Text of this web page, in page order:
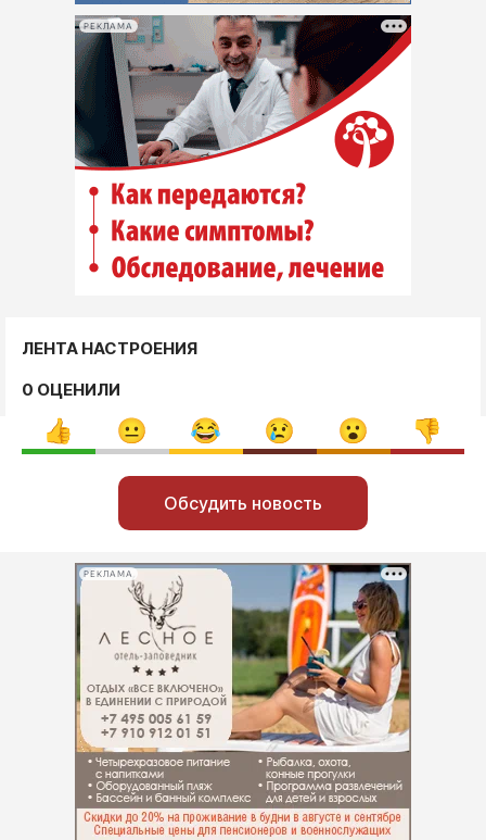
РЕКЛАМА
ЛЕНТА НАСТРОЕНИЯ
0 ОЦЕНИЛИ
Обсудить новость
РЕКЛАМА